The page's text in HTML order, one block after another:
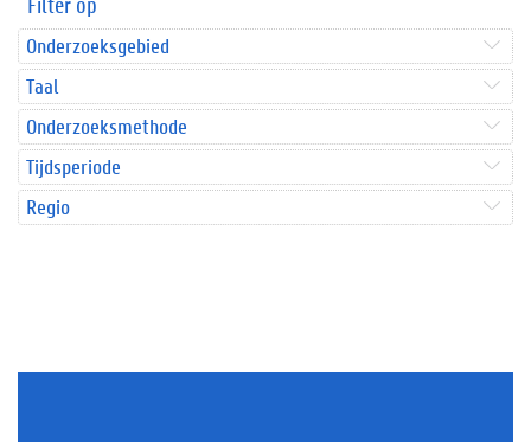
Onderzoeksgebied
Taal
Onderzoeksmethode
Tijdsperiode
Regio